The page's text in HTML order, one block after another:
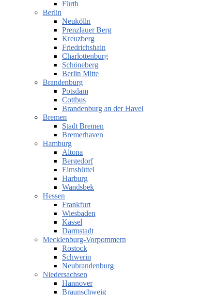
Fürth
Berlin
Neukölln
Prenzlauer Berg
Kreuzberg
Friedrichshain
Charlottenburg
Schöneberg
Berlin Mitte
Brandenburg
Potsdam
Cottbus
Brandenburg an der Havel
Bremen
Stadt Bremen
Bremerhaven
Hamburg
Altona
Bergedorf
Eimsbüttel
Harburg
Wandsbek
Hessen
Frankfurt
Wiesbaden
Kassel
Darmstadt
Mecklenburg-Vorpommern
Rostock
Schwerin
Neubrandenburg
Niedersachsen
Hannover
Braunschweig